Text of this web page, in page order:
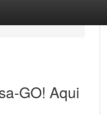
GO! Aqui